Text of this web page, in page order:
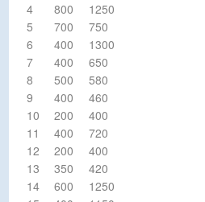
4
800
1250
5
700
750
6
400
1300
7
400
650
8
500
580
9
400
460
10
200
400
11
400
720
12
200
400
13
350
420
14
600
1250